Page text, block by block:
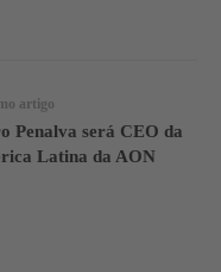
artigo
Penalva será CEO da
Latina da AON